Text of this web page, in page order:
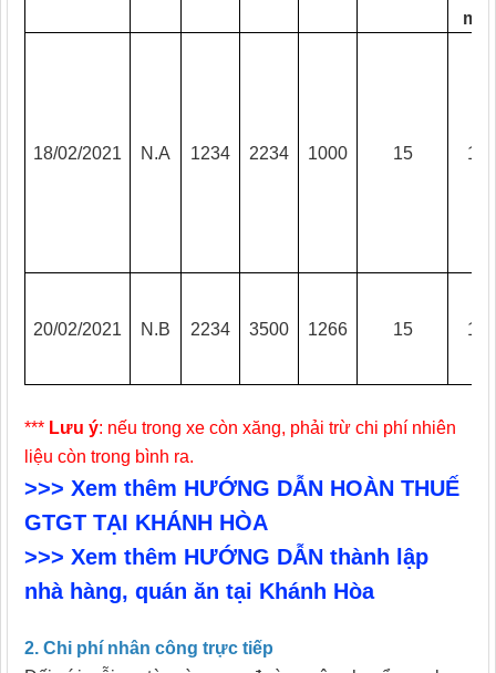
18/02/2021 N.A 1234 2234 1000 15 150
20/02/2021 N.B 2234 3500 1266 15 189
*** Lưu ý: nếu trong xe còn xăng, phải trừ chi phí nhiên
liệu còn trong bình ra.
>>> Xem thêm HƯỚNG DẪN HOÀN THUẾ
GTGT TẠI KHÁNH HÒA
>>> Xem thêm HƯỚNG DẪN thành lập
nhà hàng, quán ăn tại Khánh Hòa
2. Chi phí nhân công trực tiếp